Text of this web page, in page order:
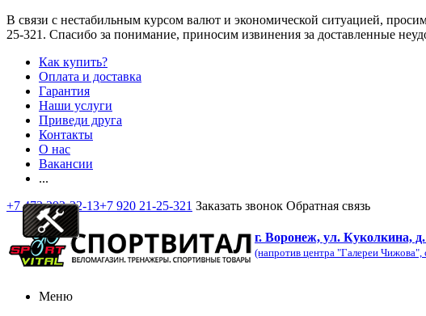
В связи с нестабильным курсом валют и экономической ситуацией,
25-321 . Спасибо за понимание, приносим извинения за доставленные
Как купить?
Оплата и доставка
Гарантия
Наши услуги
Приведи друга
Контакты
О нас
Вакансии
...
+7 473 292-32-13+7 920 21-25-321 Заказать звонок Обратная связь
г. Воронеж, ул. Куколкина,
(напротив центра "Галереи Чижова",
Меню